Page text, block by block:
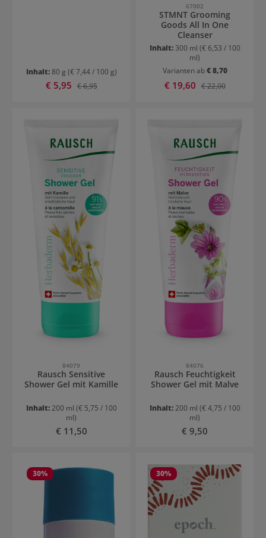
Inhalt:80 g (€ 7,44 / 100 g)
Verkaufspreis:
€ 5,95 Regulärer Preis:
€ 6,95
67002
STMNT Grooming
Goods All In One
Cleanser
Inhalt: 300 ml (€ 6,53 / 100
ml)
Varianten ab€ 8,70
Verkaufspreis:
€ 19,60 Regulärer Preis:
€ 22,00
84079
Rausch Sensitive
Shower Gel mit Kamille
Inhalt:200 ml (€ 5,75 / 100
ml)
Regulärer Preis:
€ 11,50
84076
Rausch Feuchtigkeit
Shower Gel mit Malve
Inhalt:200 ml (€ 4,75 / 100
ml)
Regulärer Preis:
€ 9,50
30% 30%